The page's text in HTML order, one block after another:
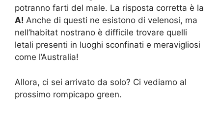
potranno farti del male. La risposta corretta è la
A! Anche di questi ne esistono di velenosi, ma
nell’habitat nostrano è difficile trovare quelli
letali presenti in luoghi sconfinati e meravigliosi
come l’Australia!
Allora, ci sei arrivato da solo? Ci vediamo al
prossimo rompicapo green.